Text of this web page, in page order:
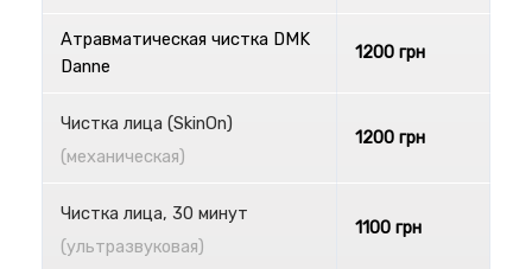
Атравматическая чистка DMK
Danne
1200 грн
Чистка лица (SkinOn)
(механическая)
1200 грн
Чистка лица, 30 минут
(ультразвуковая)
1100 грн